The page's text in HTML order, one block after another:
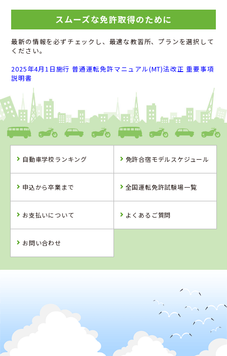
スムーズな免許取得のために
最新の情報を必ずチェックし、最適な教習所、プランを選択して
ください。
2025年4月1日施行 普通運転免許マニュアル(MT)法改正 重要事項
説明書
自動車学校ランキング 免許合宿モデルスケジュール
申込から卒業まで 全国運転免許試験場一覧
お支払いについて よくあるご質問
お問い合わせ